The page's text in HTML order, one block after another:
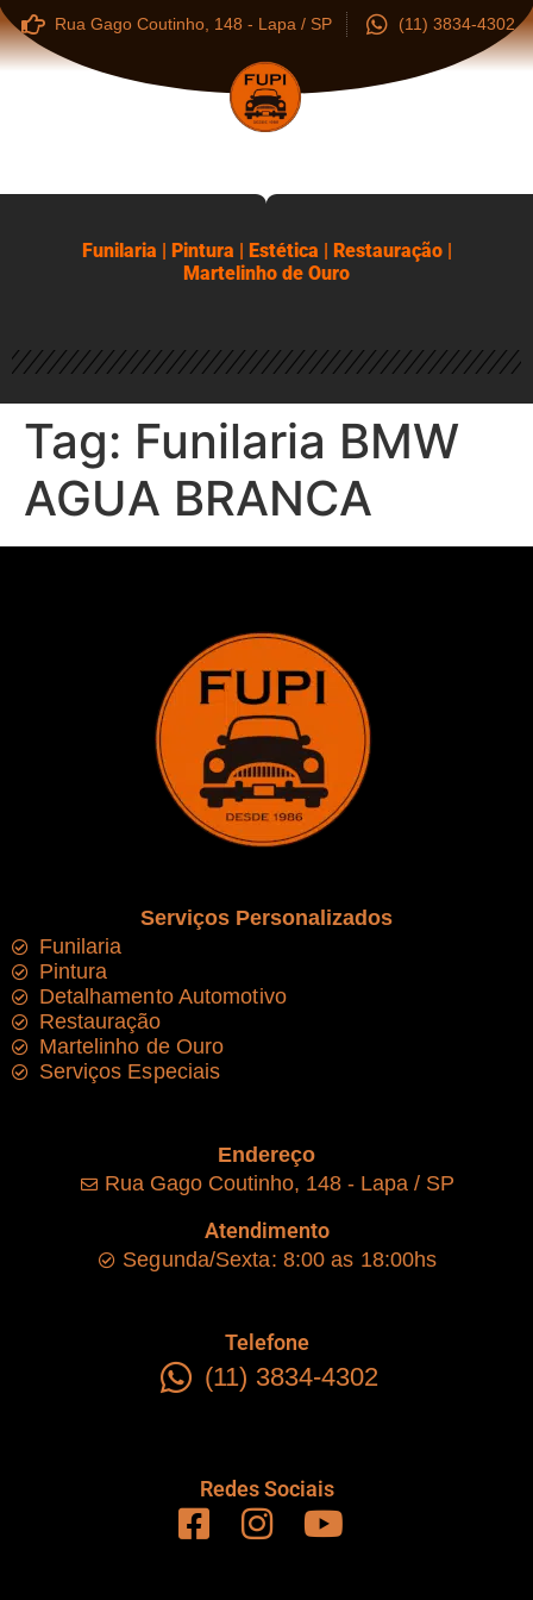
Rua Gago Coutinho, 148 - Lapa / SP (11) 3834-4302
Funilaria | Pintura | Estética | Restauração |
Martelinho de Ouro
Tag: Funilaria BMW
AGUA BRANCA
Serviços Personalizados
Funilaria
Pintura
Detalhamento Automotivo
Restauração
Martelinho de Ouro
Serviços Especiais
Endereço
Rua Gago Coutinho, 148 - Lapa / SP
Atendimento
Segunda/Sexta: 8:00 as 18:00hs
Telefone
(11) 3834-4302
Redes Sociais